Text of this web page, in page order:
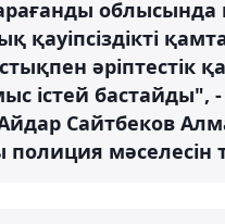
әріптестік
істей бастайды", -
Сайтбеков
мәселесін